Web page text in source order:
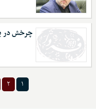
چرخش در
۱ ۲